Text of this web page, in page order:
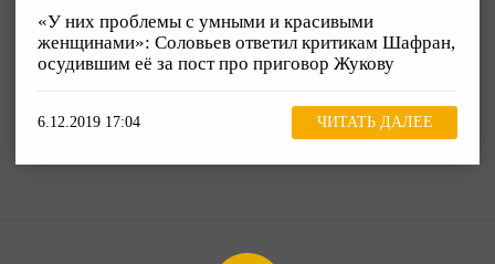
«У них проблемы с умными и красивыми
женщинами»: Соловьев ответил критикам Шафран,
осудившим её за пост про приговор Жукову
6.12.2019 17:04 ЧИТАТЬ ДАЛЕЕ